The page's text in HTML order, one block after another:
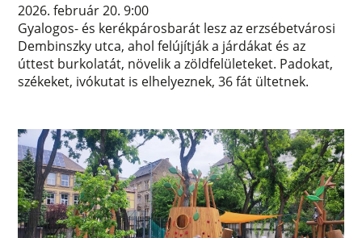
2026. február 20. 9:00
Gyalogos- és kerékpárosbarát lesz az erzsébetvárosi
Dembinszky utca, ahol felújítják a járdákat és az
úttest burkolatát, növelik a zöldfelületeket. Padokat,
székeket, ivókutat is elhelyeznek, 36 fát ültetnek.